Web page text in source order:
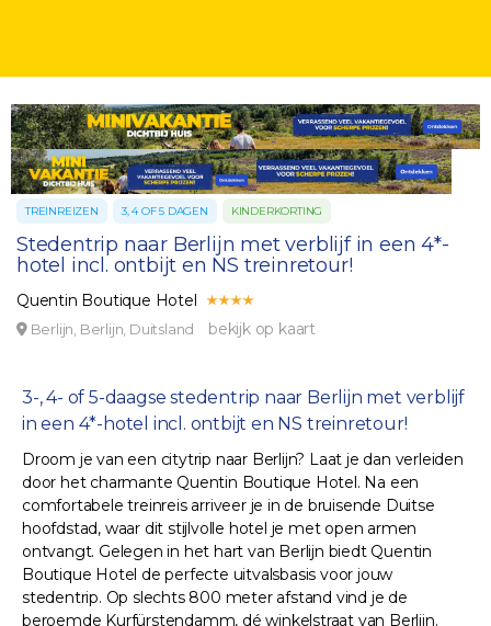
TREINREIZEN 3, 4 OF 5 DAGEN KINDERKORTING
Stedentrip naar Berlijn met verblijf in een 4*-
hotel incl. ontbijt en NS treinretour!
Quentin Boutique Hotel
Berlijn, Berlijn, Duitsland bekijk op kaart
3-, 4- of 5-daagse stedentrip naar Berlijn met verblijf
in een 4*-hotel incl. ontbijt en NS treinretour!
Droom je van een citytrip naar Berlijn? Laat je dan verleiden
door het charmante Quentin Boutique Hotel. Na een
comfortabele treinreis arriveer je in de bruisende Duitse
hoofdstad, waar dit stijlvolle hotel je met open armen
ontvangt. Gelegen in het hart van Berlijn biedt Quentin
Boutique Hotel de perfecte uitvalsbasis voor jouw
stedentrip. Op slechts 800 meter afstand vind je de
beroemde Kurfürstendamm, dé winkelstraat van Berlijn.